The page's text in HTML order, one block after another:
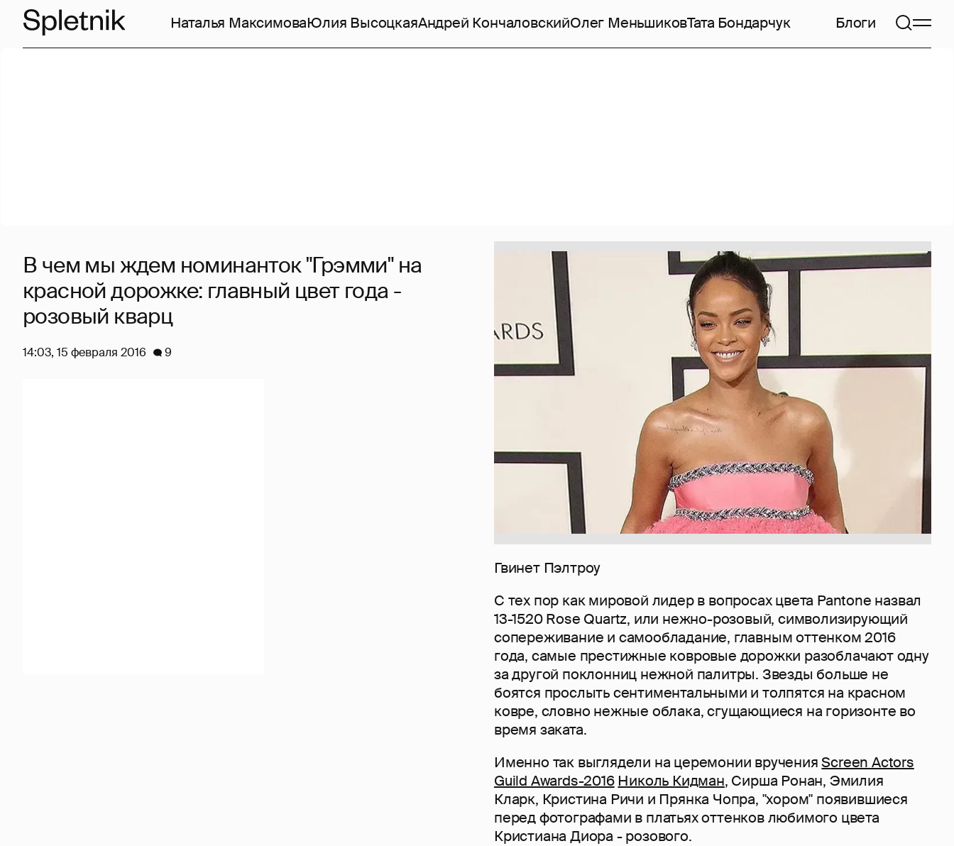
Наталья МаксимоваЮлия ВысоцкаяАндрей КончаловскийОлег МеньшиковТата Бондарчук Блоги
Гвинет Пэлтроу
С тех пор как мировой лидер в вопросах цвета Pantone назвал
13-1520 Rose Quartz, или нежно-розовый, символизирующий
сопереживание и самообладание, главным оттенком 2016
года, самые престижные ковровые дорожки разоблачают одну
за другой поклонниц нежной палитры. Звезды больше не
боятся прослыть сентиментальными и толпятся на красном
ковре, словно нежные облака, сгущающиеся на горизонте во
время заката.
Именно так выглядели на церемонии врученияScreen Actors
Guild Awards-2016 Николь Кидман, Сирша Ронан, Эмилия
Кларк, Кристина Ричи и Прянка Чопра, "хором" появившиеся
перед фотографами в платьях оттенков любимого цвета
Кристиана Диора - розового.
В чем мы ждем номинанток "Грэмми" на
красной дорожке: главный цвет года -
розовый кварц
14:03, 15 февраля 2016 9